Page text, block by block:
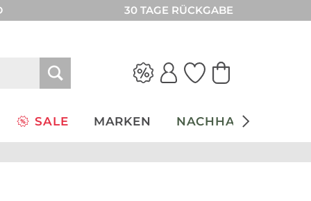
30 TAGE RÜCKGABE
SALE MARKEN NACHHALTIGKEIT